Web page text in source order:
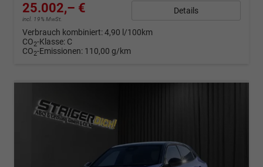
25.002,– €
incl. 19% MwSt.
Details
Verbrauch kombiniert:4,90 l/100km
CO2-Klasse: C
CO2-Emissionen: 110,00 g/km